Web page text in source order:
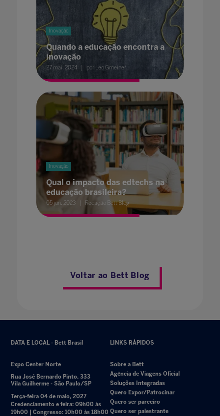
Inovação
Quando a educação encontra a
inovação
27 mai. 2024 por Leo Gmeiner
Inovação
Qual o impacto das edtechs na
educação brasileira?
05 jun. 2023 Redação Bett Blog
Voltar ao Bett Blog
DATA E LOCAL - Bett Brasil
Expo Center Norte
Rua José Bernardo Pinto, 333
Vila Guilherme - São Paulo/SP
Terça-feira 04 de maio, 2027
Credenciamento e feira: 09h00 às
19h00 | Congresso: 10h00 às 18h00
LINKS RÁPIDOS
Sobre a Bett
Agência de Viagens Oficial
Soluções Integradas
Quero Expor/Patrocinar
Quero ser parceiro
Quero ser palestrante